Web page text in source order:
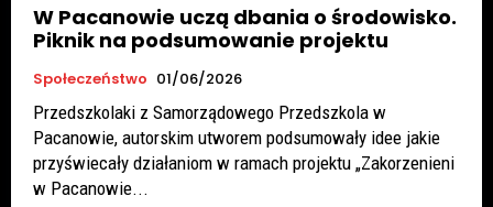
W Pacanowie uczą dbania o środowisko.
Piknik na podsumowanie projektu
Społeczeństwo 01/06/2026
Przedszkolaki z Samorządowego Przedszkola w
Pacanowie, autorskim utworem podsumowały idee jakie
przyświecały działaniom w ramach projektu „Zakorzenieni
w Pacanowie...